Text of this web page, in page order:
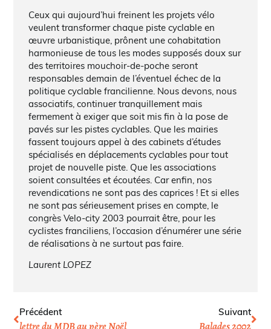
Ceux qui aujourd’hui freinent les projets vélo
veulent transformer chaque piste cyclable en
œuvre urbanistique, prônent une cohabitation
harmonieuse de tous les modes supposés doux sur
des territoires mouchoir-de-poche seront
responsables demain de l’éventuel échec de la
politique cyclable francilienne. Nous devons, nous
associatifs, continuer tranquillement mais
fermement à exiger que soit mis fin à la pose de
pavés sur les pistes cyclables. Que les mairies
fassent toujours appel à des cabinets d’études
spécialisés en déplacements cyclables pour tout
projet de nouvelle piste. Que les associations
soient consultées et écoutées. Car enfin, nos
revendications ne sont pas des caprices ! Et si elles
ne sont pas sérieusement prises en compte, le
congrès Velo-city 2003 pourrait être, pour les
cyclistes franciliens, l’occasion d’énumérer une série
de réalisations à ne surtout pas faire.
Laurent LOPEZ
Précédent Suivant